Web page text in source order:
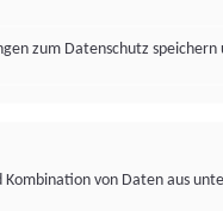
zum Datenschutz
Kombination von Daten aus